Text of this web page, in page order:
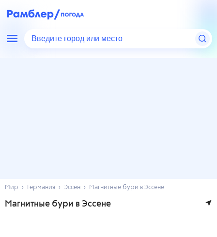
Введите город или место
Мир Германия Эссен Магнитные бури в Эссене
Магнитные бури в Эссене